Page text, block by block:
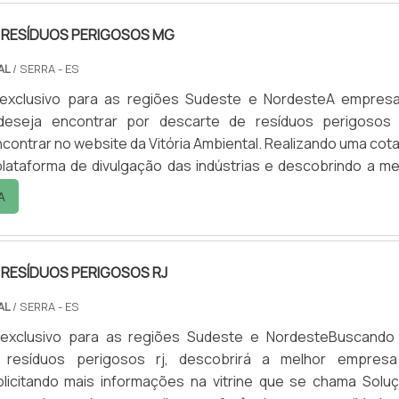
PERIGOSOS MG
/ SERRA - ES
para as regiões Sudeste e NordesteA
encontrar por descarte de resíduos perigosos
no website da Vitória Ambiental. Realizando uma
de divulgação das indústrias e descobrindo a
qualidade do mercado.Quando a questão é
mg, com a equipe da Vitória Ambiental
PERIGOSOS RJ
/ SERRA - ES
para as regiões Sudeste e
perigosos rj, descobrirá a melhor
mais informações na vitrine que se chama